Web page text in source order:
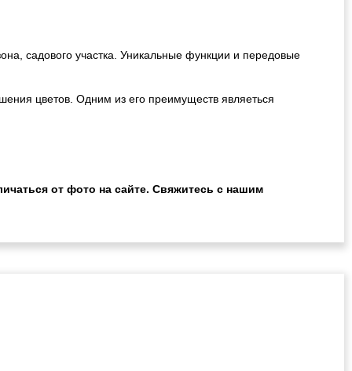
садового участка. Уникальные функции и передовые
цветов. Одним из его преимуществ являеться
от фото на сайте. Свяжитесь с нашим